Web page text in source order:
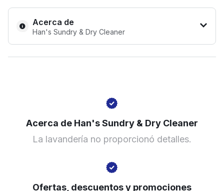
Acerca de
Han's Sundry & Dry Cleaner
201 N Tryon St # 1050, Charlotte, NC 28202, United
? min
Ir al sitio web
Acerca de Han's Sundry & Dry Cleaner
La lavandería no proporcionó detalles.
Ofertas, descuentos y promociones